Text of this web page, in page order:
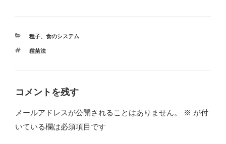
カ
ゴ
種子、 食のシステム
タ
種苗法
コメントを残す
メールアドレスが公開されることはありません。 ※ が付
いている欄は必須項目です